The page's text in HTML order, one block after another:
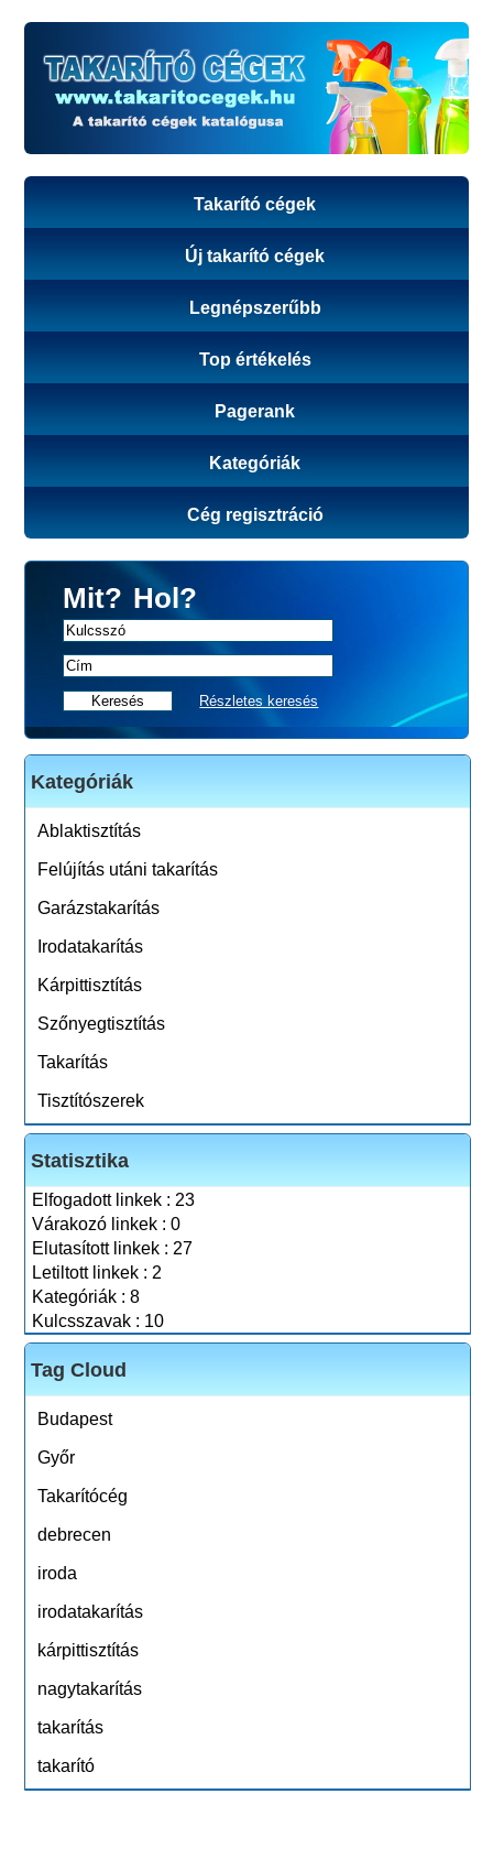
Takarító cégek
Új takarító cégek
Legnépszerűbb
Top értékelés
Pagerank
Kategóriák
Cég regisztráció
Mit? Hol?
Részletes keresés
Kategóriák
Ablaktisztítás
Felújítás utáni takarítás
Garázstakarítás
Irodatakarítás
Kárpittisztítás
Szőnyegtisztítás
Takarítás
Tisztítószerek
Statisztika
Elfogadott linkek : 23
Várakozó linkek : 0
Elutasított linkek : 27
Letiltott linkek : 2
Kategóriák : 8
Kulcsszavak : 10
Tag Cloud
Budapest
Győr
Takarítócég
debrecen
iroda
irodatakarítás
kárpittisztítás
nagytakarítás
takarítás
takarító